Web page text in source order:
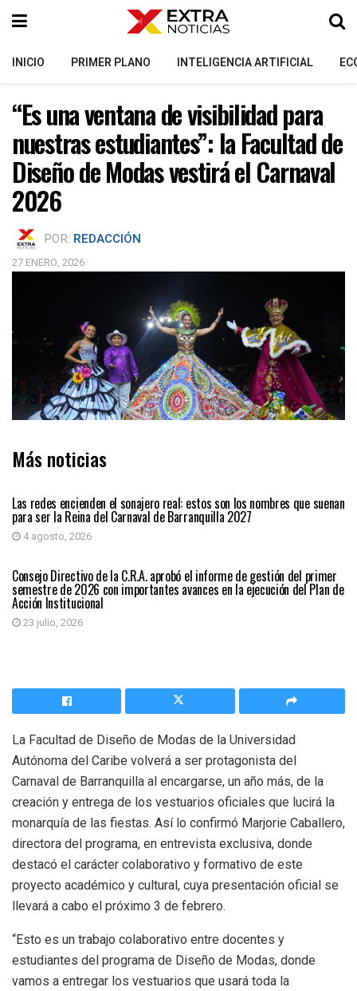
INICIO PRIMER PLANO INTELIGENCIA ARTIFICIAL
“Es una ventana de visibilidad para
nuestras estudiantes”: la Facultad de
Diseño de Modas vestirá el Carnaval
2026
POR: REDACCIÓN
27 ENERO, 2026
Más noticias
Las redes encienden el sonajero real: estos son los nombres que suenan
para ser la Reina del Carnaval de Barranquilla 2027
4 agosto, 2026
BARRANQUILLA
Consejo Directivo de la C.R.A. aprobó el informe de gestión del primer
semestre de 2026 con importantes avances en la ejecución del Plan de
Acción Institucional
23 julio, 2026
La Facultad de Diseño de Modas de la Universidad
Autónoma del Caribe volverá a ser protagonista del
Carnaval de Barranquilla al encargarse, un año más, de la
creación y entrega de los vestuarios oficiales que lucirá la
monarquía de las fiestas. Así lo confirmó Marjorie Caballero,
directora del programa, en entrevista exclusiva, donde
destacó el carácter colaborativo y formativo de este
proyecto académico y cultural, cuya presentación oficial se
llevará a cabo el próximo 3 de febrero.
“Esto es un trabajo colaborativo entre docentes y
estudiantes del programa de Diseño de Modas, donde
vamos a entregar los vestuarios que usará toda la